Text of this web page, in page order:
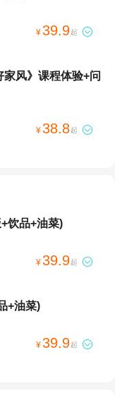
¥39.9起 
风》课程体验+问
¥38.8起 
饮品+油菜)
¥39.9起 
+油菜)
¥39.9起 